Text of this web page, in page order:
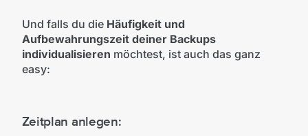
Und falls du die Häufigkeit und
Aufbewahrungszeit deiner Backups
individualisieren möchtest, ist auch das ganz
easy:
Zeitplan anlegen: